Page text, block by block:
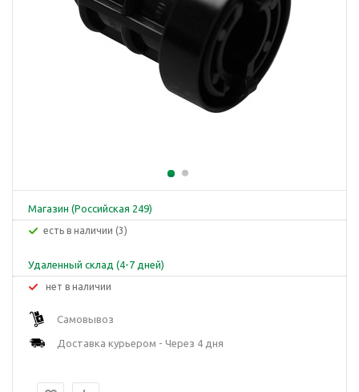
Магазин (Российская 249)
Есть в наличии (3)
Удаленный склад (4-7 дней)
Нет в наличии
Самовывоз
Доставка курьером - Через 4 дня